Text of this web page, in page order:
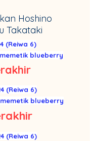
Hoshino
Takataki
(Reiwa 6)
blueberry
(Reiwa 6)
blueberry
(Reiwa 6)